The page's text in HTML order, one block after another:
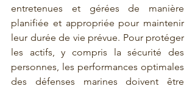
entretenues et gérées de manière
planifiée et appropriée pour maintenir
leur durée de vie prévue. Pour protéger
les actifs, y compris la sécurité des
personnes, les performances optimales
des défenses marines doivent être